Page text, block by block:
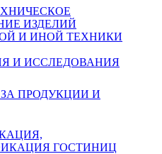
ИЗДЕЛИЙ
И ИНОЙ ТЕХНИКИ
И ИССЛЕДОВАНИЯ
ПРОДУКЦИИ И
ГОСТИНИЦ